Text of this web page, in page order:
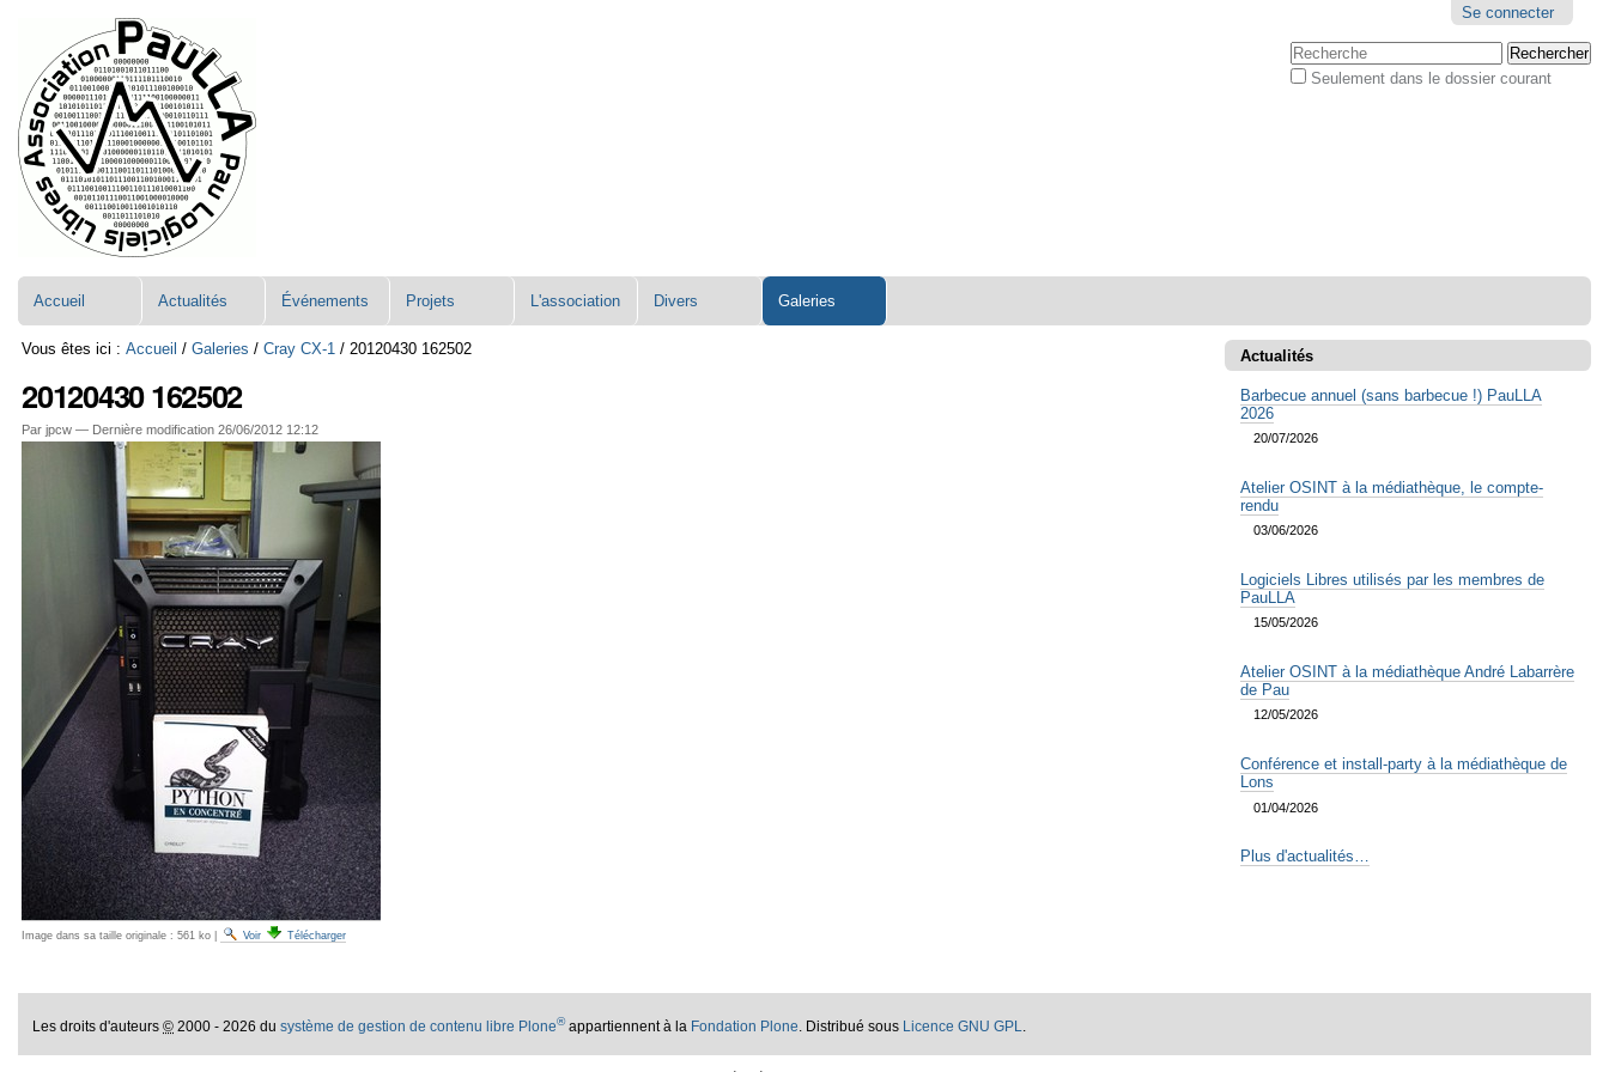
contenu.
Aller
à
la
navigation
personnels
Se connecter
Chercher par
Seulement dans le dossier courant
Accueil Actualités Événements Projets L'association Divers Galeries
Vous êtes ici : Accueil /Galeries /Cray CX-1 /20120430 162502
20120430 162502
Par jpcw — Dernière modification 26/06/2012 12:12
Image dans sa taille originale : 561 ko Voir Télécharger
Actualités
Barbecue annuel (sans barbecue !) PauLLA
2026
20/07/2026
Atelier OSINT à la médiathèque, le compte-
rendu
03/06/2026
Logiciels Libres utilisés par les membres de
PauLLA
15/05/2026
Atelier OSINT à la médiathèque André Labarrère
de Pau
12/05/2026
Conférence et install-party à la médiathèque de
Lons
01/04/2026
Plus d'actualités…
Les droits d'auteurs© 2000 - 2026 dusystème de gestion de contenu libre Plone®appartiennent à la Fondation Plone . Distribué sous Licence GNU GPL